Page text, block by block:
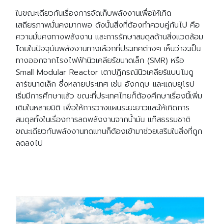
Search
for: Search
ในขณะเดียวกันเรื่องการจัดเก็บพลังงานเพื่อให้เกิด
เสถียรภาพมั่นคงมากพอ ดังนั้นสิ่งที่ต้องทำควบคู่กันไป คือ
ความมั่นคงทางพลังงาน และการรักษาสมดุลด้านสิ่งแวดล้อม
โดยในปัจจุบันพลังงานทางเลือกที่ประเทศต่างๆ เห็นว่าจะเป็น
ทางออกจากโรงไฟฟ้านิวเคลียร์ขนาดเล็ก (SMR) หรือ
Small Modular Reactor เตาปฏิกรณ์นิวเคลียร์แบบโมดู
ลาร์ขนาดเล็ก ซึ่งหลายประเทศ เช่น อังกฤษ และแถบยุโรป
เริ่มมีการศึกษาแล้ว ขณะที่ประเทศไทยก็ต้องศึกษาเรื่องนี้เพิ่ม
เติมในหลายมิติ เพื่อให้การวางแผนระยะยาวและให้เกิดการ
สมดุลทั้งในเรื่องการลดพลังงานจากน้ำมัน แก๊สธรรมชาติ
ขณะเดียวกันพลังงานทดแทนก็ต้องเข้ามาช่วยเสริมในสิ่งที่ถูก
ลดลงไป